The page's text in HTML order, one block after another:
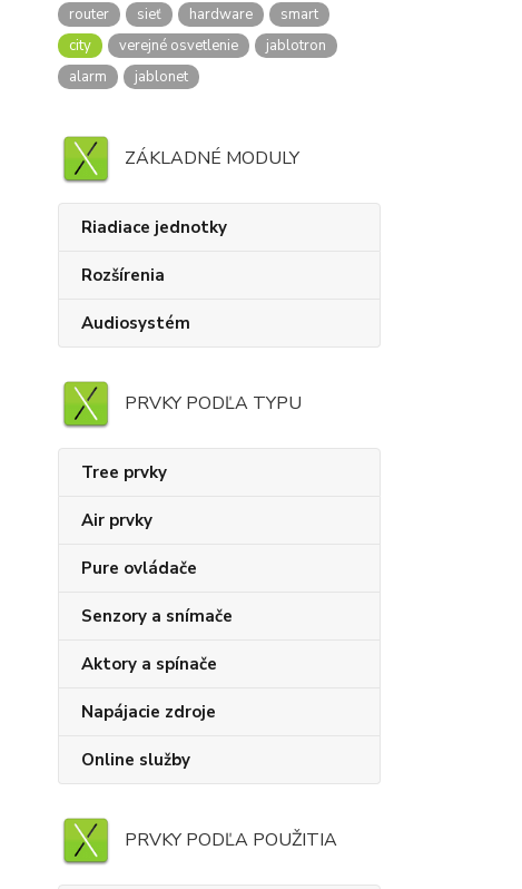
router
sieť hardware
smart
city
verejné osvetlenie
jablotron
alarm
jablonet
ZÁKLADNÉ MODULY
Riadiace jednotky
Rozšírenia
Audiosystém
PRVKY PODĽA TYPU
Tree prvky
Air prvky
Pure ovládače
Senzory a snímače
Aktory a spínače
Napájacie zdroje
Online služby
PRVKY PODĽA POUŽITIA